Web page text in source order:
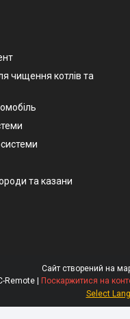
чищення котлів та
та казани
Сайт створений на
Поскаржитися на
Select